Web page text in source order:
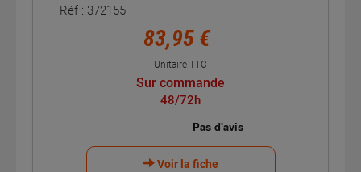
Réf : 372155
83,95 €
Unitaire TTC
Sur commande
48/72h
Voir la fiche